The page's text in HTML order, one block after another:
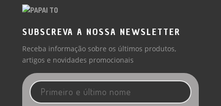
SUBSCREVA A NOSSA NEWSLETTER
Receba informação sobre os últimos produtos,
artigos e novidades promocionais